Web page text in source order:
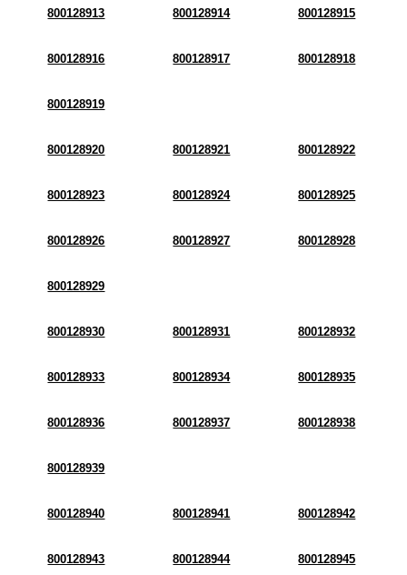
800128913 800128914 800128915
800128916 800128917 800128918
800128919
800128920 800128921 800128922
800128923 800128924 800128925
800128926 800128927 800128928
800128929
800128930 800128931 800128932
800128933 800128934 800128935
800128936 800128937 800128938
800128939
800128940 800128941 800128942
800128943 800128944 800128945